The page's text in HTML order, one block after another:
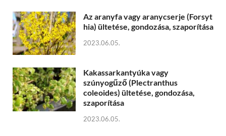
Az aranyfa vagy aranycserje (Forsyt
hia) ültetése, gondozása, szaporítása
2023.06.05.
Kakassarkantyúka vagy
szúnyogűző (Plectranthus
coleoides) ültetése, gondozása,
szaporítása
2023.06.05.